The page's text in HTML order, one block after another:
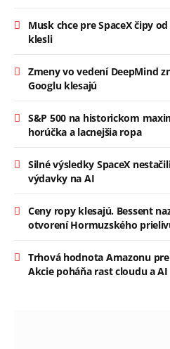
Musk chce pre SpaceX čipy
klesli
Zmeny vo vedení DeepMind
Googlu klesajú
S&P 500 na historickom
horúčka a lacnejšia ropa
Silné výsledky SpaceX
výdavky na AI
Ceny ropy klesajú. Bessent
otvorení Hormuzského
Trhová hodnota Amazonu
Akcie poháňa rast cloudu a AI